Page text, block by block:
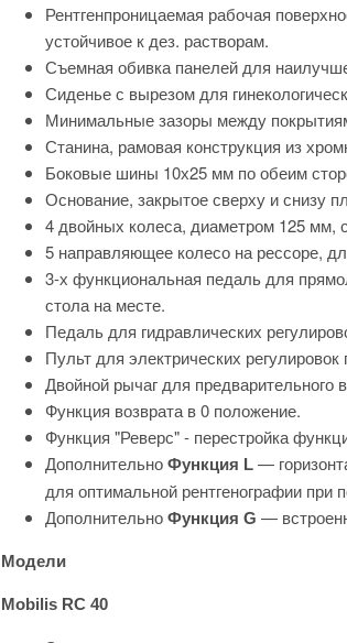
Рентгенпроницаемая рабочая
устойчивое к дез. растворам.
Съемная обивка панелей для
Сиденье с вырезом для
Минимальные зазоры между
Станина, рамовая конструкция из
Боковые шины 10х25 мм по обеим
Основание, закрытое сверху и снизу
4 двойных колеса, диаметром 125 мм,
5 направляющее колесо на рессоре,
3-х функциональная педаль для
стола на месте.
Педаль для гидравлических
Пульт для электрических регулировок
Двойной рычаг для предварительного
Функция возврата в 0 положение.
Функция "Реверс" - перестройка
Дополнительно Функция L—
для оптимальной рентгенографии при
Дополнительно Функция G —
Модели
Mobilis RC 40